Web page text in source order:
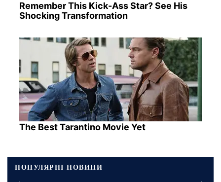
Remember This Kick-Ass Star? See His
Shocking Transformation
The Best Tarantino Movie Yet
ПОПУЛЯРНІ НОВИНИ